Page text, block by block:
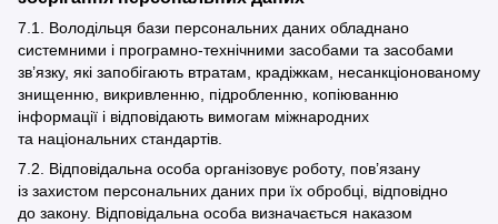
7.1. Володільця бази персональних даних обладнано
системними і програмно-технічними засобами та засобами
зв’язку, які запобігають втратам, крадіжкам, несанкціонованому
знищенню, викривленню, підробленню, копіюванню
інформації і відповідають вимогам міжнародних
та національних стандартів.
7.2. Відповідальна особа організовує роботу, пов’язану
із захистом персональних даних при їх обробці, відповідно
до закону. Відповідальна особа визначається наказом